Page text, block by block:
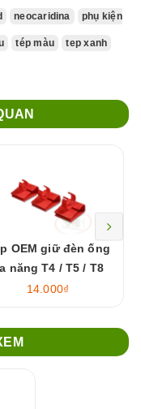
neocaridina phụ kiện
tép màu tep xanh
OEM giữ đèn ống
năng T4 / T5 / T8
14.000₫